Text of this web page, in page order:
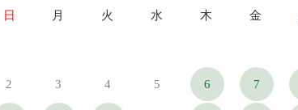
日 月 火 水 木 金
2 3 4 5 6 7